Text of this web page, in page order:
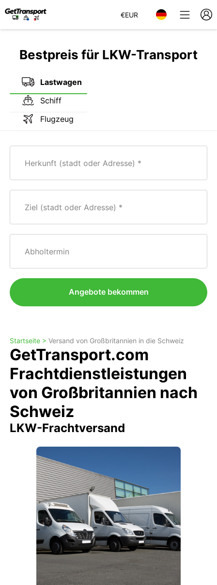
€EUR
Bestpreis für LKW-Transport
Lastwagen
Schiff
Flugzeug
Herkunft (stadt oder Adresse)
Ziel (stadt oder Adresse)
Abholtermin
Angebote bekommen
Startseite > Versand von Großbritannien in die Schweiz
GetTransport.com
Frachtdienstleistungen
von Großbritannien nach
Schweiz
LKW-Frachtversand